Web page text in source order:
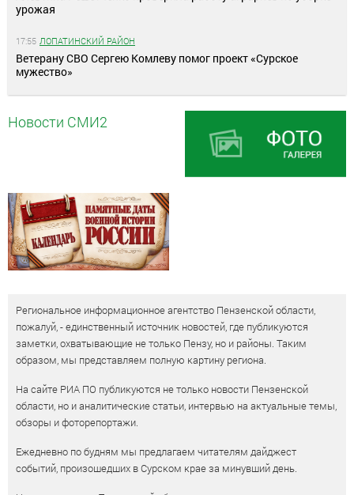
урожая
17:55 ЛОПАТИНСКИЙ РАЙОН
Ветерану СВО Сергею Комлеву помог проект «Сурское
мужество»
Новости СМИ2
Региональное информационное агентство Пензенской области,
пожалуй, - единственный источник новостей, где публикуются
заметки, охватывающие не только Пензу, но и районы. Таким
образом, мы представляем полную картину региона.
На сайте РИА ПО публикуются не только новости Пензенской
области, но и аналитические статьи, интервью на актуальные темы,
обзоры и фоторепортажи.
Ежедневно по будням мы предлагаем читателям дайджест
событий, произошедших в Сурском крае за минувший день.